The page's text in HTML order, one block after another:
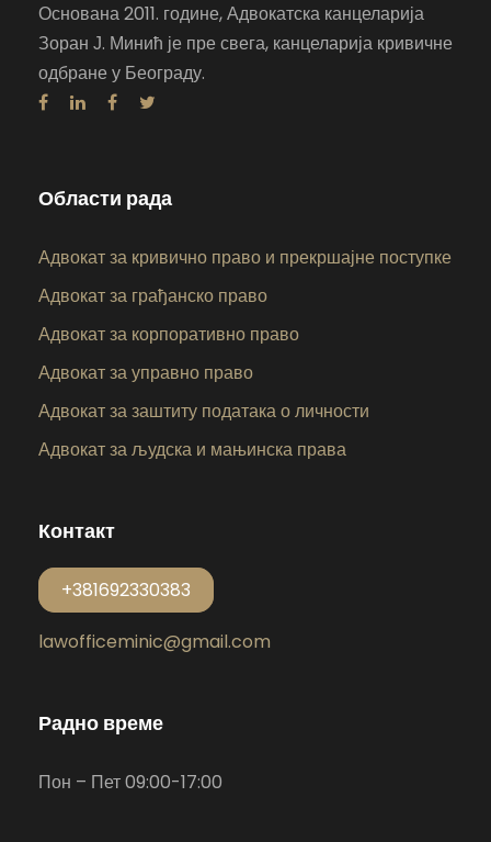
Основана 2011. године, Адвокатска канцеларија
Зоран Ј. Минић је пре свега, канцеларија кривичне
одбране у Београду.
Области рада
Адвокат за кривично право и прекршајне поступке
Адвокат за грађанско право
Адвокат за корпоративно право
Адвокат за управно право
Адвокат за заштиту података о личности
Адвокат за људска и мањинска права
Контакт
+381692330383
lawofficeminic@gmail.com
Радно време
Пон – Пет 09:00-17:00